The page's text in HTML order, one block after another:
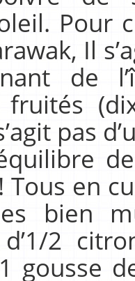
Pour
Il
de
pas
Tous en
bien
2
gousse